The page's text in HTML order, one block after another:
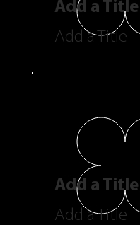
Add a Title
Add a Title
Add a Title
Add a Title